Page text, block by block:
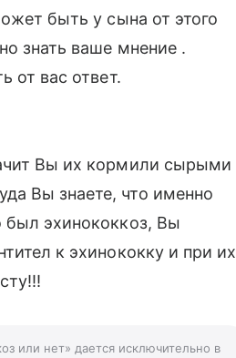
быть у сына от этого
знать ваше мнение .
от вас ответ.
Вы их кормили сырыми
Вы знаете, что именно
был эхинококкоз, Вы
к эхинококку и при их
или нет» дается исключительно в